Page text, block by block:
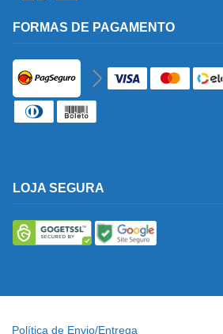
FORMAS DE PAGAMENTO
LOJA SEGURA
Política de Envio/Entrega